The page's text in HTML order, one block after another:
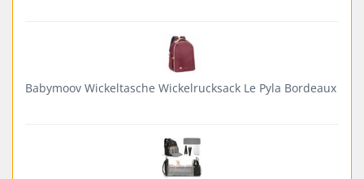
Babymoov Wickeltasche Wickelrucksack Le Pyla Bordeaux